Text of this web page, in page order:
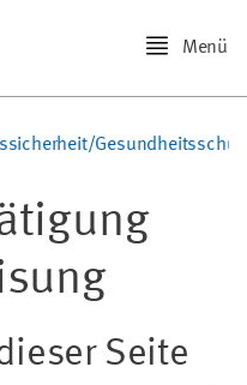
Menü
Seite